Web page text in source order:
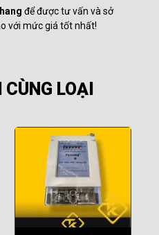
để được tư vấn và sở
với mức giá tốt nhất!
LOẠI